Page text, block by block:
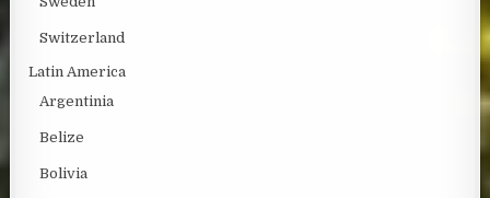
Switzerland
Latin America
Argentinia
Belize
Bolivia